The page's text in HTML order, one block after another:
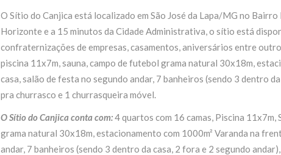
O Sítio do Canjica está localizado em São José da Lapa/MG no
Horizonte e a 15 minutos da Cidade Administrativa, o sítio está
confraternizações de empresas, casamentos, aniversários entre
piscina 11x7m, sauna, campo de futebol grama natural 30x18m,
casa, salão de festa no segundo andar, 7 banheiros (sendo 3 dentro
pra churrasco e 1 churrasqueira móvel.
O Sítio do Canjica conta com:4 quartos com 16 camas, Piscina 11x7m,
grama natural 30x18m, estacionamento com 1000m² Varanda na
andar, 7 banheiros (sendo 3 dentro da casa, 2 fora e 2 segundo